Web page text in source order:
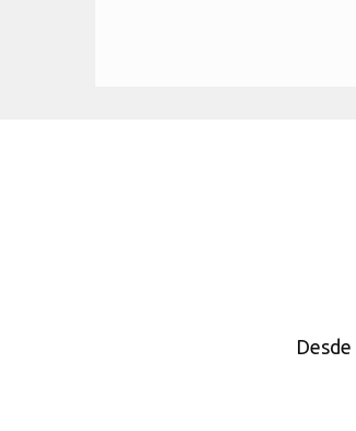
Desde